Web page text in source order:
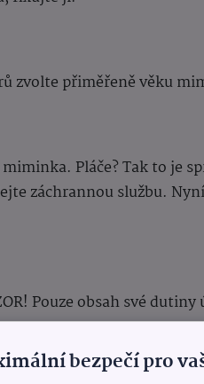
zvolte přiměřeně věku
Pláče? Tak to je
záchrannou službu. Nyní
Pouze obsah své dutiny
klid a soustředili se na
bezpečí pro